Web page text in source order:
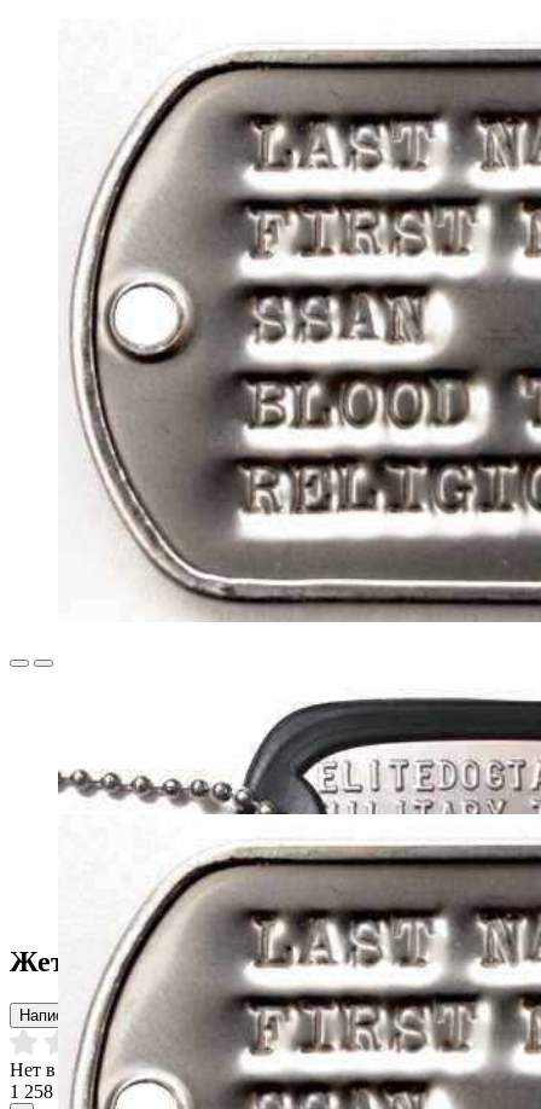
Жетоны армейские Rothco Dog Tag
Написать отзыв
Нет в наличии
1 258 р. 1 398 р.